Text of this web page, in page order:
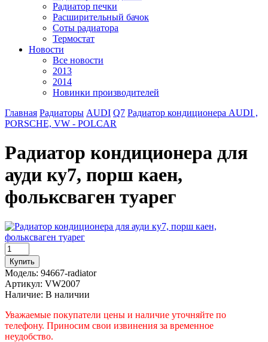
Радиатор печки
Расширительный бачок
Соты радиатора
Термостат
Новости
Все новости
2013
2014
Новинки производителей
Главная Радиаторы AUDI Q7 Радиатор кондиционера AUDI ,
PORSCHE, VW - POLCAR
Радиатор кондиционера для
ауди ку7, порш каен,
фольксваген туарег
Модель: 94667-radiator
Артикул: VW2007
Наличие: В наличии
Уважаемые покупатели цены и наличие уточняйте по
телефону. Приносим свои извинения за временное
неудобство.